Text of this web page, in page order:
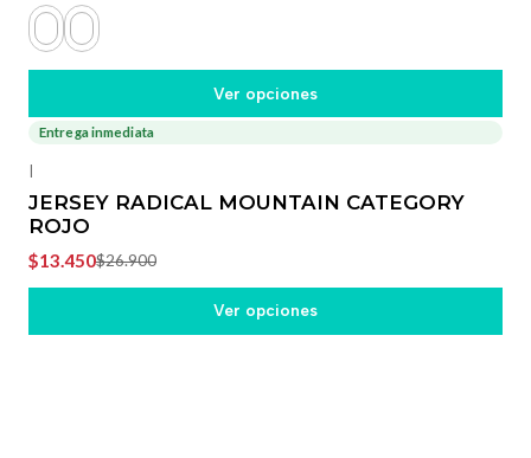
Ver opciones
-50%
Entrega inmediata
|
JERSEY RADICAL MOUNTAIN CATEGORY
ROJO
$13.450$26.900
Ver opciones